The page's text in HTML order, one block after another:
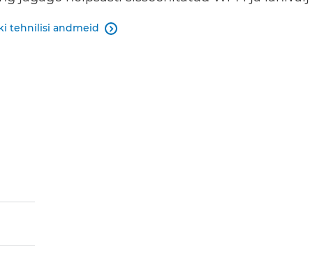
tehnilisi andmeid 